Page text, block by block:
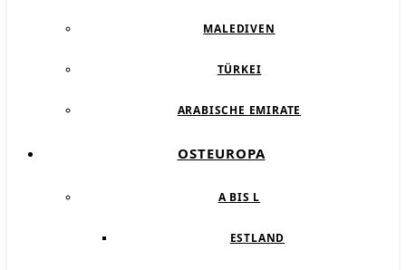
MALEDIVEN
TÜRKEI
ARABISCHE EMIRATE
OSTEUROPA
A BIS L
ESTLAND